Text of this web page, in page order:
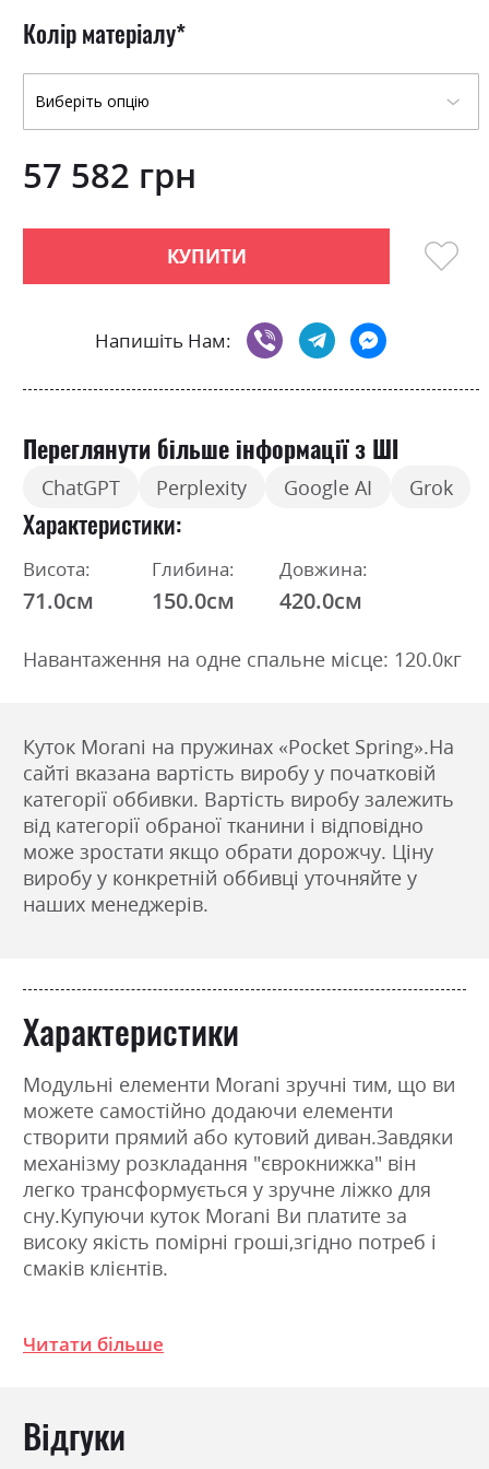
of
the
images
gallery
Колір матеріалу
57 582 грн
КУПИТИ
Напишіть Нам:
Переглянути більше інформації з ШІ
ChatGPT Perplexity Google AI Grok
Характеристики
Висота:
71.0см
Глибина:
150.0см
Довжина:
420.0см
Навантаження на одне спальне місце: 120.0кг
Куток Morani на пружинах «Pocket Spring».На
сайті вказана вартість виробу у початковій
категорії оббивки. Вартість виробу залежить
від категорії обраної тканини і відповідно
може зростати якщо обрати дорожчу. Ціну
виробу у конкретній оббивці уточняйте у
наших менеджерів.
Характеристики
Модульні елементи Morani зручні тим, що ви
можете самостійно додаючи елементи
створити прямий або кутовий диван.Завдяки
механізму розкладання "єврокнижка" він
легко трансформується у зручне ліжко для
сну.Купуючи куток Morani Ви платите за
високу якість помірні гроші,згідно потреб і
смаків клієнтів.
Фабрика:
Стиль
Читати більше
Відгуки